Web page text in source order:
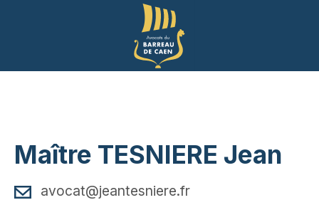
Maître TESNIERE Jean
avocat@jeantesniere.fr
Panneau de gestion des cookies